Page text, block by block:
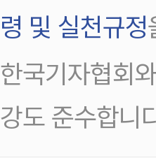
령 및 실천규정
한국기자협회
강도 준수합니